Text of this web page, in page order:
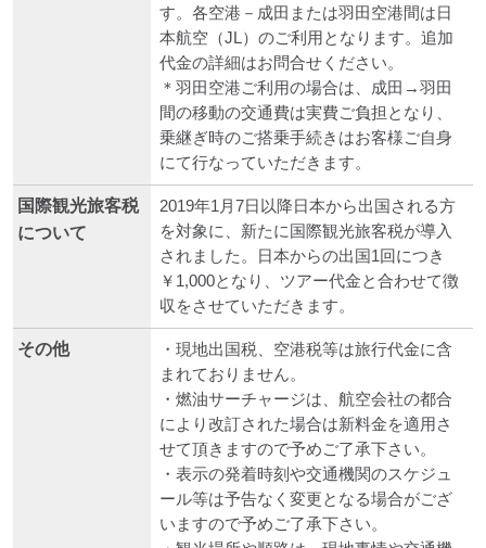
す。各空港－成田または羽田空港間は日
本航空（JL）のご利用となります。追加
代金の詳細はお問合せください。
＊羽田空港ご利用の場合は、成田→羽田
間の移動の交通費は実費ご負担となり、
乗継ぎ時のご搭乗手続きはお客様ご自身
にて行なっていただきます。
国際観光旅客税
について
2019年1月7日以降日本から出国される方
を対象に、新たに国際観光旅客税が導入
されました。日本からの出国1回につき
￥1,000となり、ツアー代金と合わせて徴
収をさせていただきます。
その他
・現地出国税、空港税等は旅行代金に含
まれておりません。
・燃油サーチャージは、航空会社の都合
により改訂された場合は新料金を適用さ
せて頂きますので予めご了承下さい。
・表示の発着時刻や交通機関のスケジュ
ール等は予告なく変更となる場合がござ
いますので予めご了承下さい。